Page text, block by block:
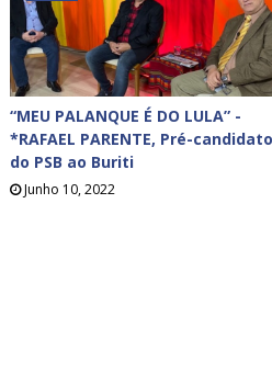
“MEU PALANQUE É DO LULA” -
*RAFAEL PARENTE, Pré-candidato
do PSB ao Buriti
Junho 10, 2022